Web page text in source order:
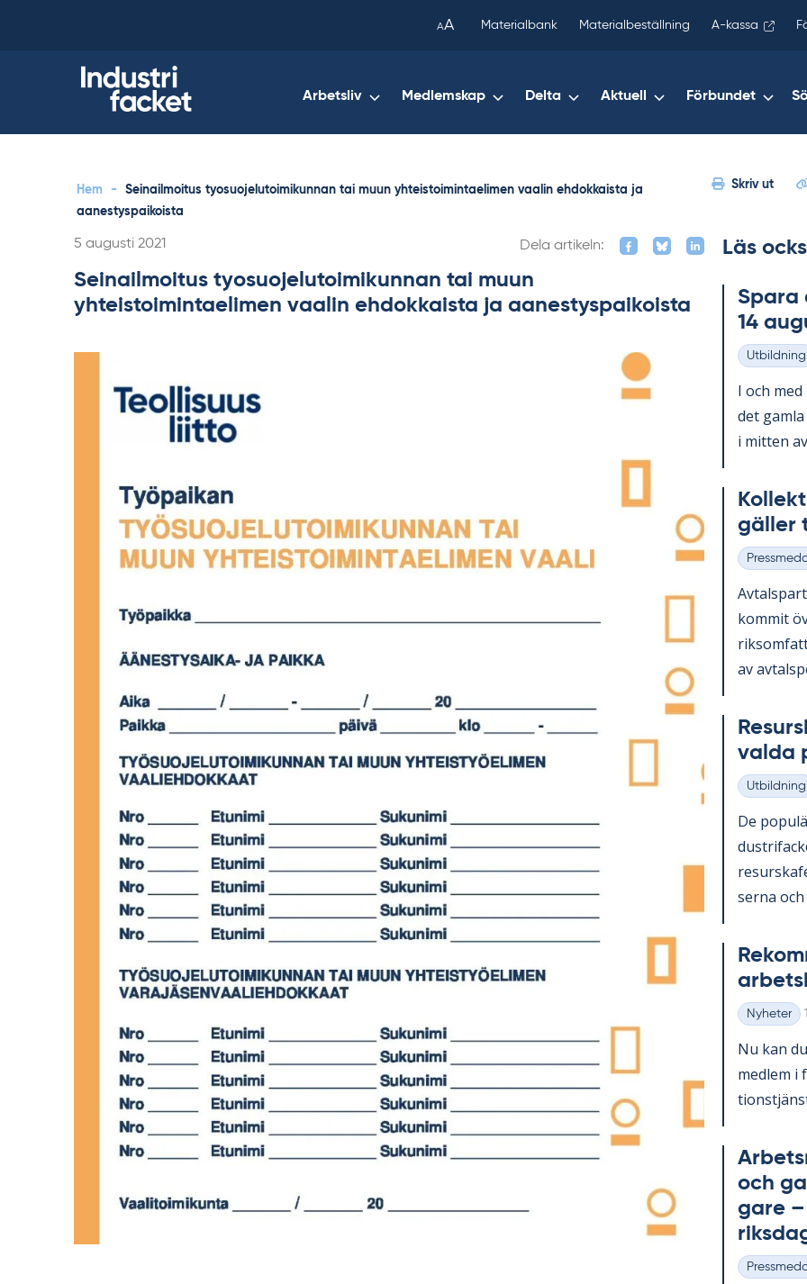
AA Materialbank Materialbeställning A-kassa
Arbetsliv Medlemskap Delta Aktuell Förbundet
Hem -
Seinailmoitus tyosuojelutoimikunnan tai muun yhteistoimintaelimen vaalin ehdokkaista ja
aanestyspaikoista
Skriv ut
Skriven
5 augusti 2021 Dela artikeln:
Seinailmoitus tyosuojelutoimikunnan tai muun
yhteistoimintaelimen vaalin ehdokkaista ja aanestyspaikoista
Läs
Spa­ra
14
Kategorier
Utbildning
I och
det
i mit­ten
gäl­ler
Kategorier
kom­mit
av
val­da
Kategorier
Utbildning
De
ser­na
Kategorier
Nyheter
Nu kan
med­lem i
och
ga­re
Kategorier
copied
your
clipboard.)